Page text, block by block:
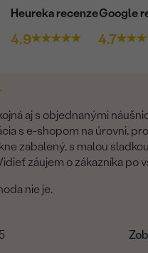
Heureka recenze
4.9
Google
4.7
aj s objednanými
s e-shopom na úrovni,
zabalený, s malou
záujem o zákazníka po
nie je.